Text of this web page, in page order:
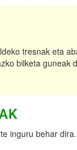
tresnak eta
bilketa guneak
inguru behar dira.